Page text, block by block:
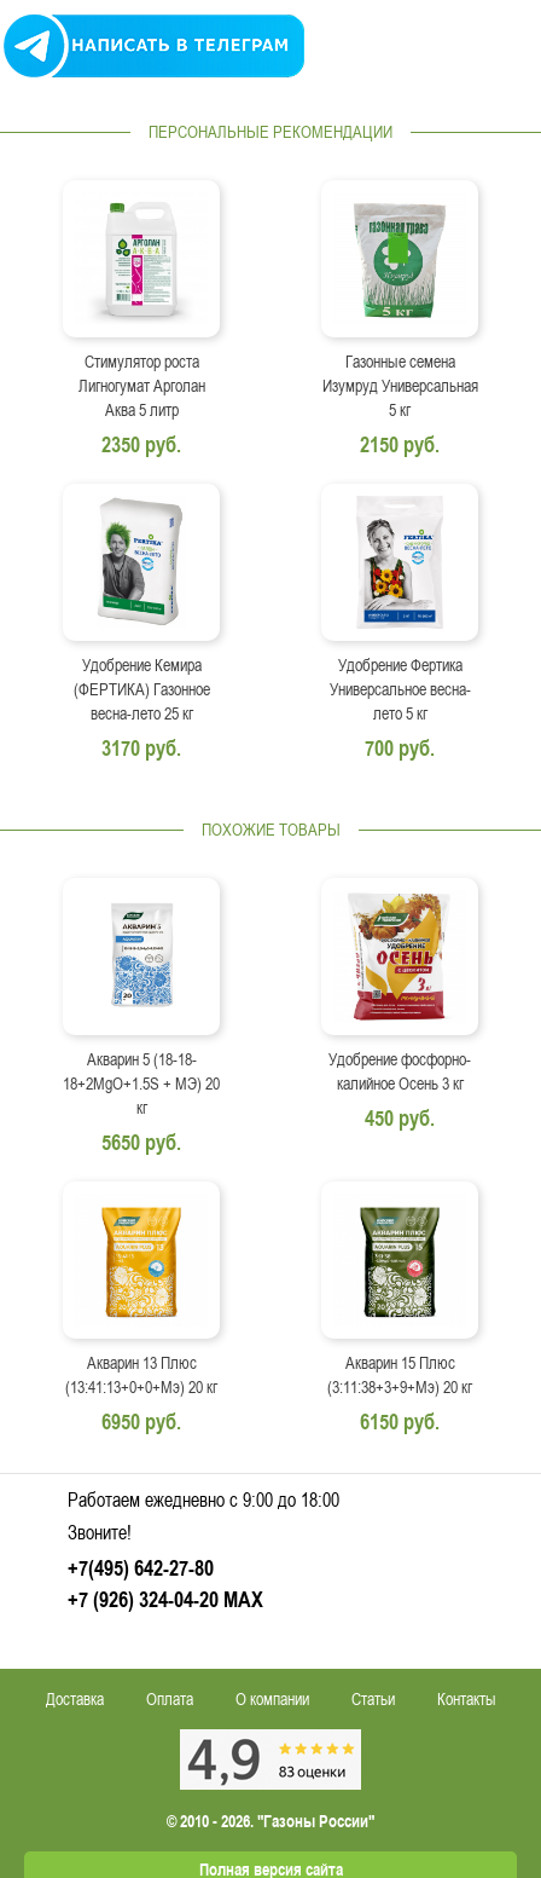
ПЕРСОНАЛЬНЫЕ РЕКОМЕНДАЦИИ
Стимулятор роста
Лигногумат Арголан
Аква 5 литр
2350 руб.
Газонные семена
Изумруд Универсальная
5 кг
2150 руб.
Удобрение Кемира
(ФЕРТИКА) Газонное
весна-лето 25 кг
3170 руб.
Удобрение Фертика
Универсальное весна-
лето 5 кг
700 руб.
ПОХОЖИЕ ТОВАРЫ
Акварин 5 (18-18-
18+2MgO+1.5S + МЭ) 20
кг
5650 руб.
Удобрение фосфорно-
калийное Осень 3 кг
450 руб.
Акварин 13 Плюс
(13:41:13+0+0+Мэ) 20 кг
6950 руб.
Акварин 15 Плюс
(3:11:38+3+9+Мэ) 20 кг
6150 руб.
Работаем ежедневно c 9:00 до 18:00
Звоните!
+7(495) 642-27-80
+7 (926) 324-04-20 MAX
Доставка Оплата О компании Статьи Контакты
© 2010 - 2026. "Газоны России"
Полная версия сайта